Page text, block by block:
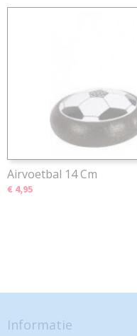
Airvoetbal 14 Cm
€ 4,95
Informatie